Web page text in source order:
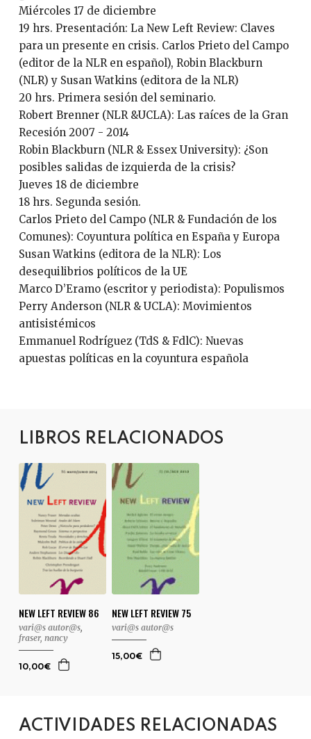
Miércoles 17 de diciembre
19 hrs. Presentación: La New Left Review: Claves
para un presente en crisis. Carlos Prieto del Campo
(editor de la NLR en español), Robin Blackburn
(NLR) y Susan Watkins (editora de la NLR)
20 hrs. Primera sesión del seminario.
Robert Brenner (NLR &UCLA): Las raíces de la Gran
Recesión 2007 - 2014
Robin Blackburn (NLR & Essex University): ¿Son
posibles salidas de izquierda de la crisis?
Jueves 18 de diciembre
18 hrs. Segunda sesión.
Carlos Prieto del Campo (NLR & Fundación de los
Comunes): Coyuntura política en España y Europa
Susan Watkins (editora de la NLR): Los
desequilibrios políticos de la UE
Marco D’Eramo (escritor y periodista): Populismos
Perry Anderson (NLR & UCLA): Movimientos
antisistémicos
Emmanuel Rodríguez (TdS & FdlC): Nuevas
apuestas políticas en la coyuntura española
LIBROS RELACIONADOS
NEW LEFT REVIEW 86
vari@s autor@s,
fraser, nancy
10,00€
NEW LEFT REVIEW 75
vari@s autor@s
15,00€
ACTIVIDADES RELACIONADAS